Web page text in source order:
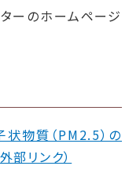
ーのホームページ
物質（PM2.5）の
部リンク）